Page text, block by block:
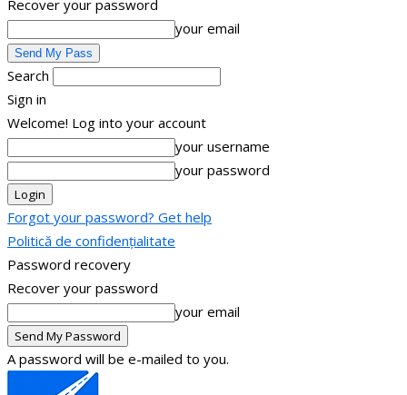
Recover your password
your email
Search
Sign in
Welcome! Log into your account
your username
your password
Forgot your password? Get help
Politică de confidențialitate
Password recovery
Recover your password
your email
A password will be e-mailed to you.